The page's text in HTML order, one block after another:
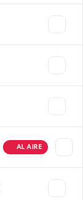
AL AIRE